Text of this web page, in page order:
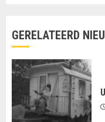
GERELATEERD